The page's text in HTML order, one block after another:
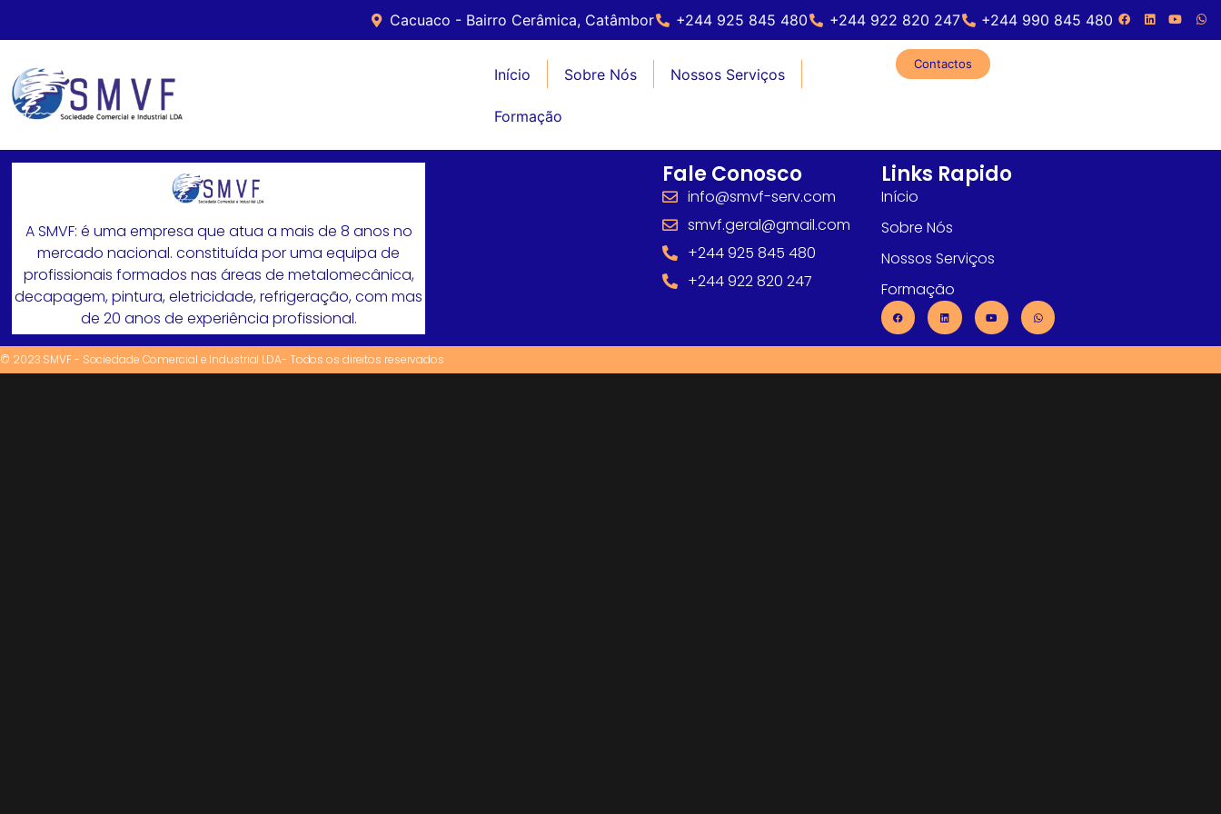
Cacuaco - Bairro Cerâmica, Catâmbor +244 925 845 480 +244 922 820 247 +244 990 845 480
Contactos
Início Sobre Nós Nossos Serviços
Formação
A SMVF: é uma empresa que atua a mais de 8 anos no
mercado nacional. constituída por uma equipa de
profissionais formados nas áreas de metalomecânica,
decapagem, pintura, eletricidade, refrigeração, com mas
de 20 anos de experiência profissional.
Fale Conosco
info@smvf-serv.com
smvf.geral@gmail.com
+244 925 845 480
+244 922 820 247
Links Rapido
Início
Sobre Nós
Nossos Serviços
Formação
© 2023 SMVF - Sociedade Comercial e Industrial LDA- Todos os direitos reservados